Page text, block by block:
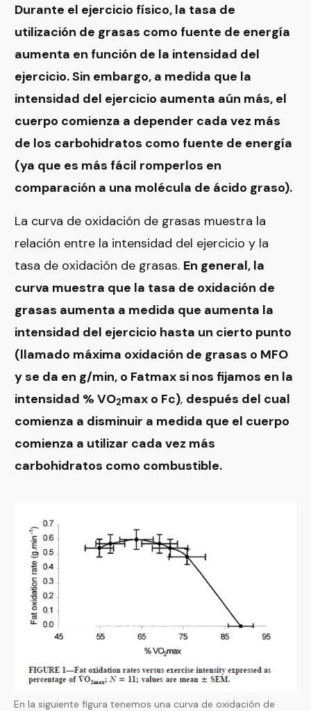
Durante el ejercicio físico, la tasa de
utilización de grasas como fuente de energía
aumenta en función de la intensidad del
ejercicio. Sin embargo, a medida que la
intensidad del ejercicio aumenta aún más, el
cuerpo comienza a depender cada vez más
de los carbohidratos como fuente de energía
(ya que es más fácil romperlos en
comparación a una molécula de ácido graso).
La curva de oxidación de grasas muestra la
relación entre la intensidad del ejercicio y la
tasa de oxidación de grasas. En general, la
curva muestra que la tasa de oxidación de
grasas aumenta a medida que aumenta la
intensidad del ejercicio hasta un cierto punto
(llamado máxima oxidación de grasas o MFO
y se da en g/min, o Fatmax si nos fijamos en la
intensidad % VO2max o Fc), después del cual
comienza a disminuir a medida que el cuerpo
comienza a utilizar cada vez más
carbohidratos como combustible.
En la siguiente figura tenemos una curva de oxidación de